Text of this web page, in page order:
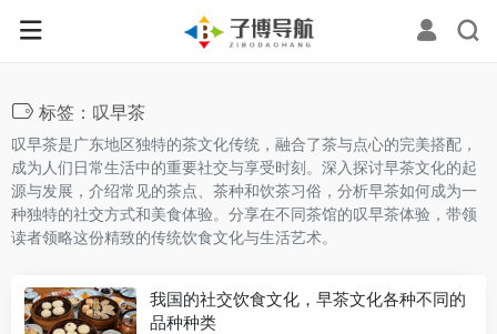
标签：叹早茶
叹早茶是广东地区独特的茶文化传统，融合了茶与点心的完美搭配，
成为人们日常生活中的重要社交与享受时刻。深入探讨早茶文化的起
源与发展，介绍常见的茶点、茶种和饮茶习俗，分析早茶如何成为一
种独特的社交方式和美食体验。分享在不同茶馆的叹早茶体验，带领
读者领略这份精致的传统饮食文化与生活艺术。
我国的社交饮食文化，早茶文化各种不同的
品种种类